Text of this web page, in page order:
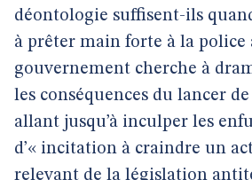
déontologie suffisent-ils
à prêter main forte à la police
gouvernement cherche à
les conséquences du lancer
allant jusqu’à inculper les
d’« incitation à craindre un
relevant de la législation